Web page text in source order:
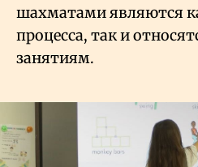
шахматами являются
процесса, так и
занятиям.